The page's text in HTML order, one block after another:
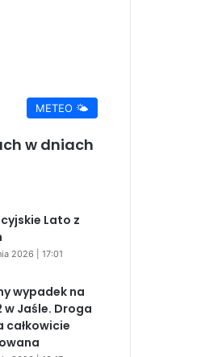
METEO 🌤️
w dniach
Lato z
2026 | 17:01
wypadek na
w Jaśle. Droga
całkowicie